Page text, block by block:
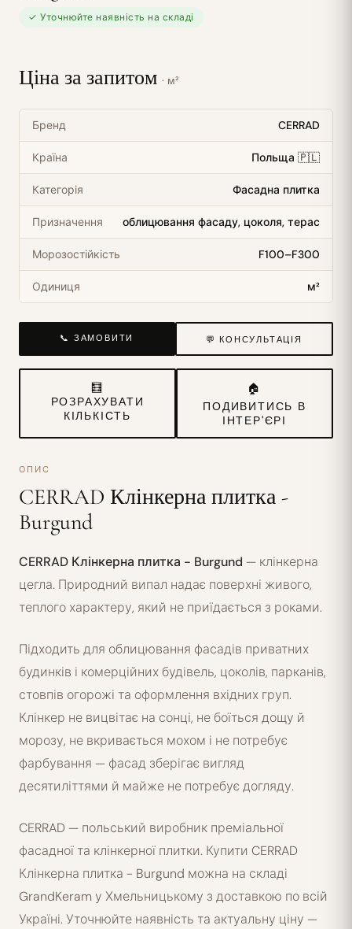
✓ Уточнюйте наявність на складі
Ціна за запитом · м²
Бренд CERRAD
Країна Польща 🇵🇱
Категорія Фасадна плитка
Призначення облицювання фасаду, цоколя, терас
Морозостійкість F100–F300
Одиниця м²
📞 ЗАМОВИТИ 💬 КОНСУЛЬТАЦІЯ
🧮
РОЗРАХУВАТИ
КІЛЬКІСТЬ
🏠
ПОДИВИТИСЬ В
ІНТЕР'ЄРІ
ОПИС
CERRAD Клінкерна плитка -
Burgund
CERRAD Клінкерна плитка - Burgund — клінкерна
цегла. Природний випал надає поверхні живого,
теплого характеру, який не приїдається з роками.
Підходить для облицювання фасадів приватних
будинків і комерційних будівель, цоколів, парканів,
стовпів огорожі та оформлення вхідних груп.
Клінкер не вицвітає на сонці, не боїться дощу й
морозу, не вкривається мохом і не потребує
фарбування — фасад зберігає вигляд
десятиліттями й майже не потребує догляду.
CERRAD — польський виробник преміальної
фасадної та клінкерної плитки. Купити CERRAD
Клінкерна плитка - Burgund можна на складі
GrandKeram у Хмельницькому з доставкою по всій
Україні. Уточнюйте наявність та актуальну ціну —